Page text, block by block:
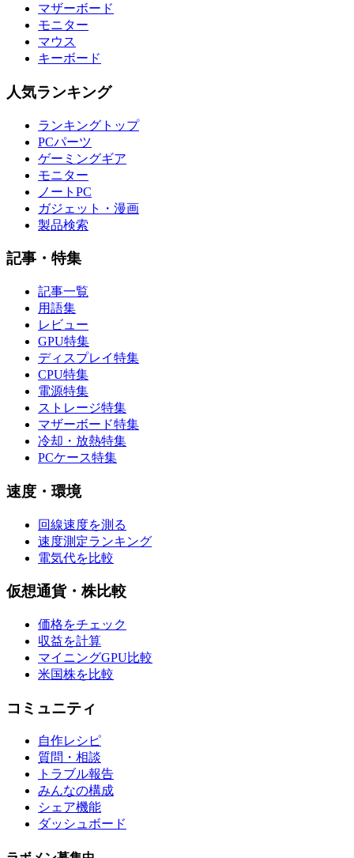
マザーボード
モニター
マウス
キーボード
人気ランキング
ランキングトップ
PCパーツ
ゲーミングギア
モニター
ノートPC
ガジェット・漫画
製品検索
記事・特集
記事一覧
用語集
レビュー
GPU特集
ディスプレイ特集
CPU特集
電源特集
ストレージ特集
マザーボード特集
冷却・放熱特集
PCケース特集
速度・環境
回線速度を測る
速度測定ランキング
電気代を比較
仮想通貨・株比較
価格をチェック
収益を計算
マイニングGPU比較
米国株を比較
コミュニティ
自作レシピ
質問・相談
トラブル報告
みんなの構成
シェア機能
ダッシュボード